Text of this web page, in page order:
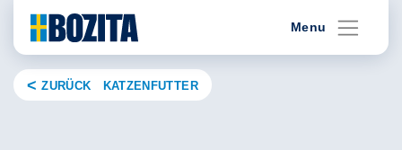
content
Menu
ZURÜCK KATZENFUTTER